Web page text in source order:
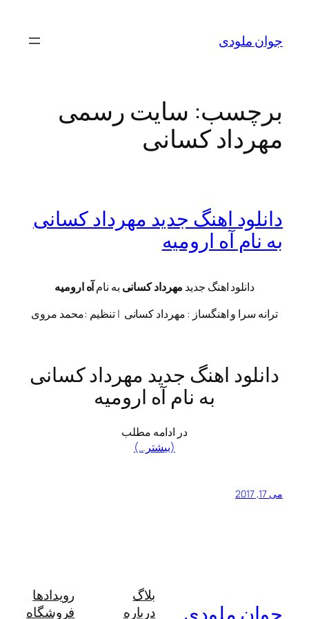
محتواجوان ملودی
برچسب: سایت رسمی
مهرداد کسانی
دانلود اهنگ جدید مهرداد کسانی
به نام آه ارومیه
دانلود اهنگ جدید مهرداد کسانی به نامآه ارومیه
ترانه سرا و اهنگساز : مهرداد کسانی | تنظیم :محمد مروی
دانلود اهنگ جدید مهرداد کسانی
به نام آه ارومیه
در ادامه مطلب
(بیشتر…)
می 17, 2017
جوان ملودی
بلاگ
درباره
رویدادها
فروشگاه